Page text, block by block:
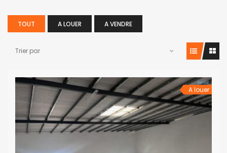
TOUT A LOUER A VENDRE
Trier par
A louer